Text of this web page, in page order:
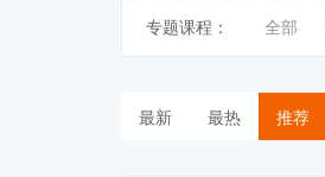
专题课程： 全部
最新 最热 推荐